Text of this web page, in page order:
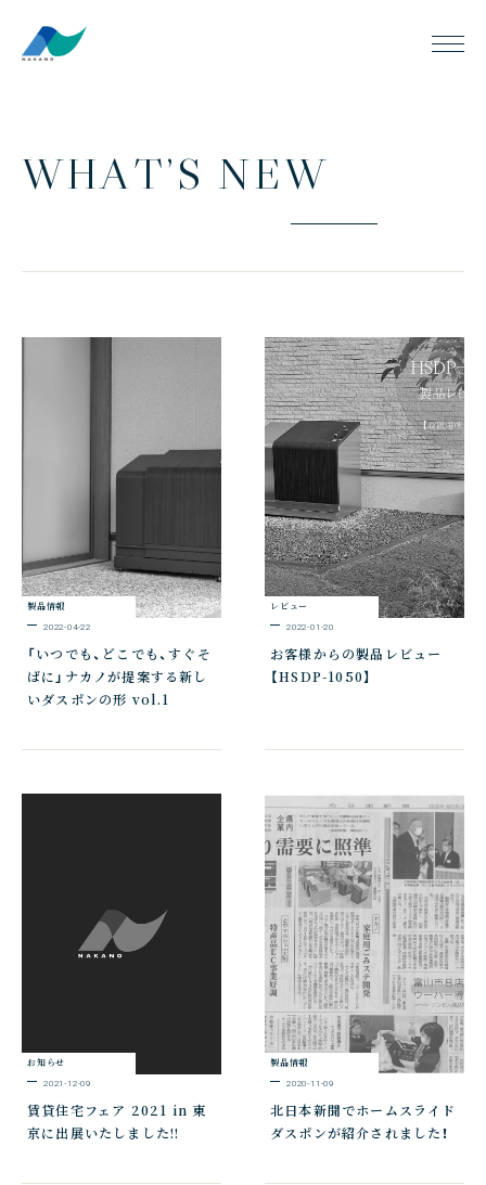
WHAT’S NEW
製品情報
2022-04-22
「いつでも、どこでも、すぐそ
ばに」ナカノが提案する新し
いダスポンの形 vol.1
レビュー
2022-01-20
お客様からの製品レビュー
【HSDP-1050】
お知らせ
2021-12-09
賃貸住宅フェア 2021 in 東
京に出展いたしました!!
製品情報
2020-11-09
北日本新聞でホームスライド
ダスポンが紹介されました！